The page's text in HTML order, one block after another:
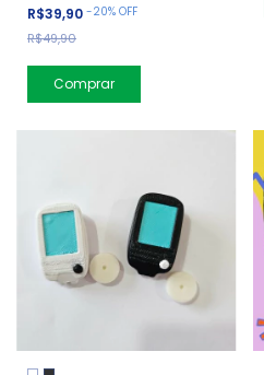
Insulina
R$39,90 -20% OFF
R$49,90
Comprar